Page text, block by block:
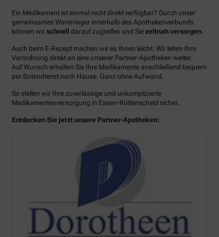
Ein Medikament ist einmal nicht direkt verfügbar? Durch unser
gemeinsames Warenlager innerhalb des Apothekenverbunds
können wirschnell darauf zugreifen und Siezeitnah versorgen
Auch beim E-Rezept machen wir es Ihnen leicht: Wir leiten Ihre
Verordnung direkt an eine unserer Partner-Apotheken weiter.
Auf Wunsch erhalten Sie Ihre Medikamente anschließend bequem
per Botendienst nach Hause. Ganz ohne Aufwand.
So stellen wir Ihre zuverlässige und unkomplizierte
Medikamentenversorgung in Essen-Rüttenscheid sicher.
Entdecken Sie jetzt unsere Partner-Apotheken: